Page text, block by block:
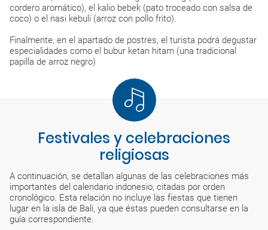
cordero aromático), el kalio bebek (pato troceado con salsa de
coco) o el nasi kebuli (arroz con pollo frito).
Finalmente, en el apartado de postres, el turista podrá degustar
especialidades como el bubur ketan hitam (una tradicional
papilla de arroz negro)
Festivales y celebraciones
religiosas
A continuación, se detallan algunas de las celebraciones más
importantes del calendario indonesio, citadas por orden
cronológico. Esta relación no incluye las fiestas que tienen
lugar en la isla de Bali, ya que éstas pueden consultarse en la
guía correspondiente.